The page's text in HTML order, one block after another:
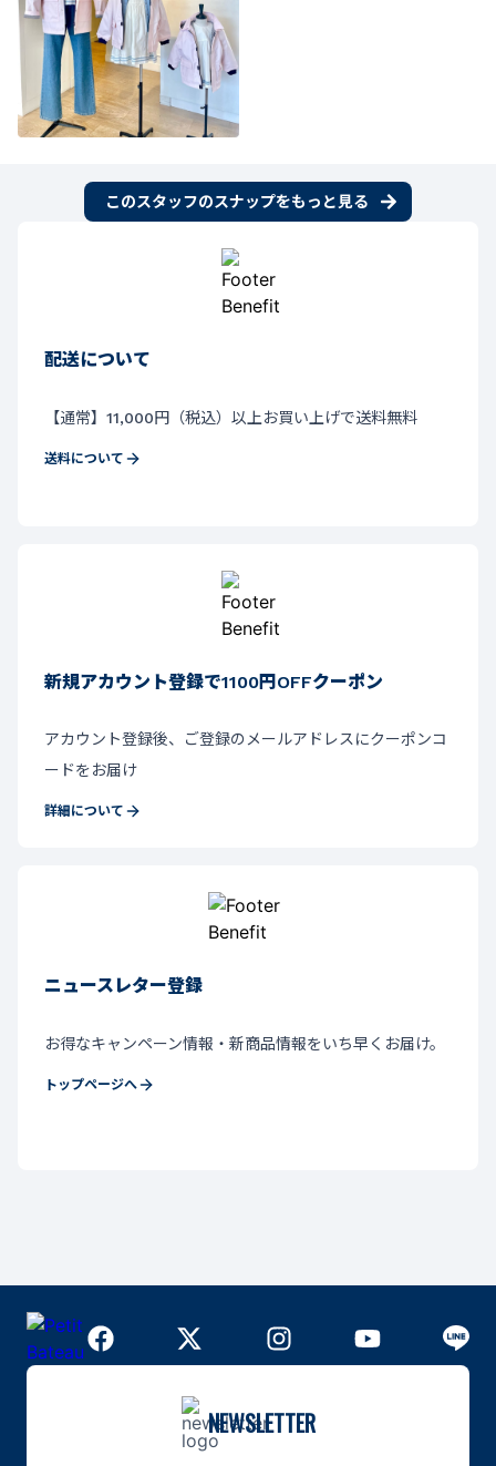
このスタッフのスナップをもっと見る
配送について
【通常】11,000円（税込）以上お買い上げで送料無料
送料について
新規アカウント登録で1100円OFFクーポン
アカウント登録後、ご登録のメールアドレスにクーポンコ
ードをお届け
詳細について
ニュースレター登録
お得なキャンペーン情報・新商品情報をいち早くお届け。
トップページへ
NEWSLETTER